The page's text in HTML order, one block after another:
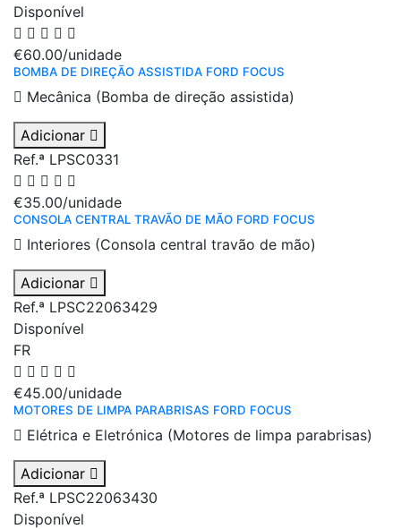
Disponível
€60.00/unidade
BOMBA DE DIREÇÃO ASSISTIDA FORD FOCUS
Mecânica (Bomba de direção assistida)
Adicionar
Ref.ª LPSC0331
€35.00/unidade
CONSOLA CENTRAL TRAVÃO DE MÃO FORD FOCUS
Interiores (Consola central travão de mão)
Adicionar
Ref.ª LPSC22063429
Disponível
FR
€45.00/unidade
MOTORES DE LIMPA PARABRISAS FORD FOCUS
Elétrica e Eletrónica (Motores de limpa parabrisas)
Adicionar
Ref.ª LPSC22063430
Disponível